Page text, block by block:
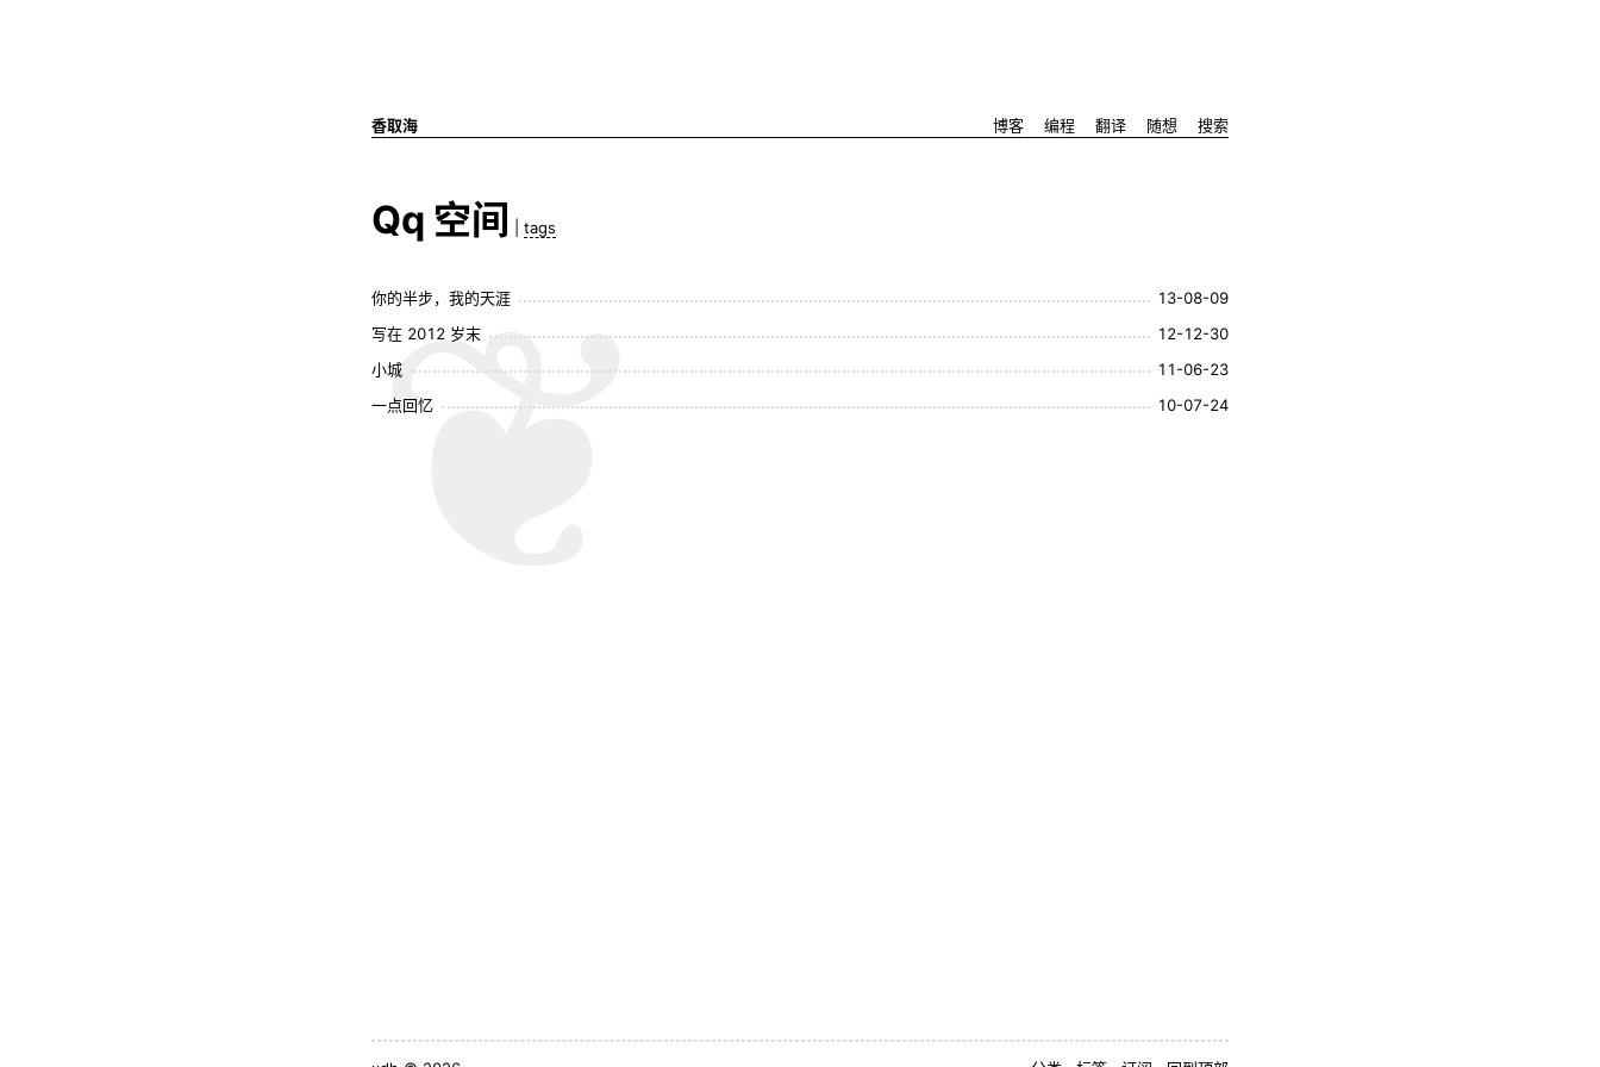
香取海 博客 编程 翻译 随想 搜索
Qq 空间 tags
你的半步，我的天涯
13-08-09
写在 2012 岁末
12-12-30
小城
11-06-23
一点回忆
10-07-24